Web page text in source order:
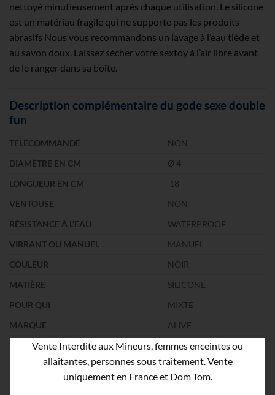
nettoyé minutieusement après chaque utilisation. Le silicone
est un matériau fragile qui ne supporte pas les produits
abrasifs Nous vous recommandons un lavage à l’eau tiède et
au savon doux. Laissez sécher votre sextoy à l’air libre avant
de le ranger dans sa boîte.
Description complémentaire du gode sexe double
fun
TÉLÉCOMMANDÉ
NON
DIAMÈTRE EN CM
Ø 4
LONGUEUR EN CM
18
VENTOUSE
NON
RÉSISTANCE À L’EAU
WATERPROOF
VIBRANT OU MANUEL
MANUEL
COULEUR
NOIR
MATIÈRE
SILICONE
POUR QUI
MIXTE
MARQUE
ALIVE
PRODUITS SIMILAIRES
Vente Interdite aux Mineurs, femmes enceintes ou
allaitantes, personnes sous traitement. Vente
uniquement en France et Dom Tom.